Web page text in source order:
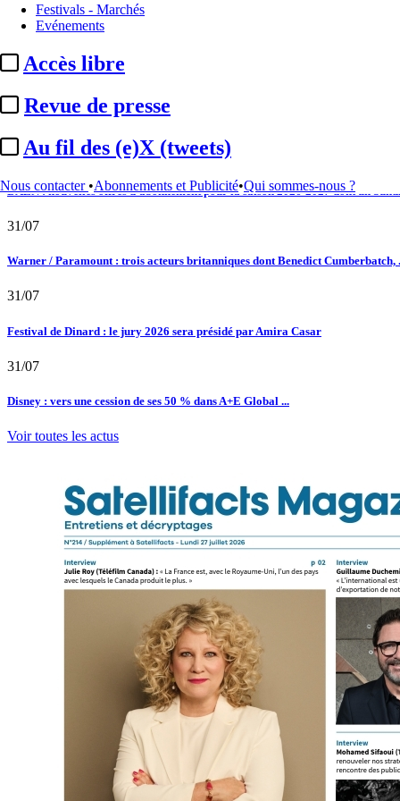
Festivals - Marchés
Evénements
Accès libre
Revue de presse
Au fil des (e)X (tweets)
Nous contacter •Abonnements et Publicité•Qui sommes-nous ?
02/08
Satellifacts : pause d'été
"L'Odyssée" : à Montpellier, le seul cinéma de France à ...
01/08
DAZN : nouvelles offres d’abonnement pour la saison 2026-2027 dont un
31/07
Warner / Paramount : trois acteurs britanniques dont Benedict Cumberbatch,
31/07
Festival de Dinard : le jury 2026 sera présidé par Amira Casar
31/07
Disney : vers une cession de ses 50 % dans A+E Global ...
Voir toutes les actus